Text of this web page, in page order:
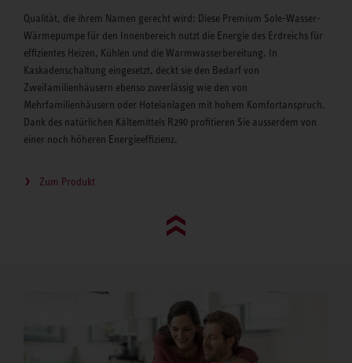
Qualität, die ihrem Namen gerecht wird: Diese Premium Sole-Wasser-
Wärmepumpe für den Innenbereich nutzt die Energie des Erdreichs für
effizientes Heizen, Kühlen und die Warmwasserbereitung. In
Kaskadenschaltung eingesetzt, deckt sie den Bedarf von
Zweifamilienhäusern ebenso zuverlässig wie den von
Mehrfamilienhäusern oder Hotelanlagen mit hohem Komfortanspruch.
Dank des natürlichen Kältemittels R290 profitieren Sie ausserdem von
einer noch höheren Energieeffizienz.
Zum Produkt
Go to top (evo)